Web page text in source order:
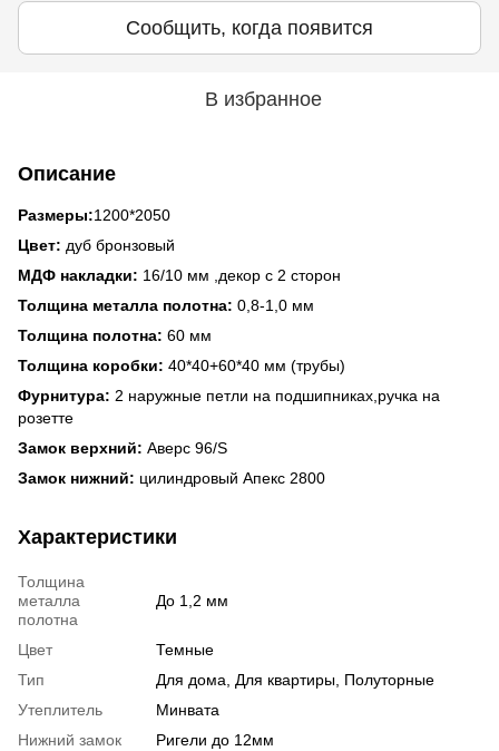
Сообщить, когда появится
В избранное
Описание
Размеры:1200*2050
Цвет: дуб бронзовый
МДФ накладки: 16/10 мм ,декор с 2 сторон
Толщина металла полотна: 0,8-1,0 мм
Толщина полотна: 60 мм
Толщина коробки: 40*40+60*40 мм (трубы)
Фурнитура: 2 наружные петли на подшипниках,ручка на
розетте
Замок верхний: Аверс 96/S
Замок нижний: цилиндровый Апекс 2800
Характеристики
Толщина
металла
полотна
До 1,2 мм
Цвет
Темные
Тип
Для дома, Для квартиры, Полуторные
Утеплитель
Минвата
Нижний замок
Ригели до 12мм